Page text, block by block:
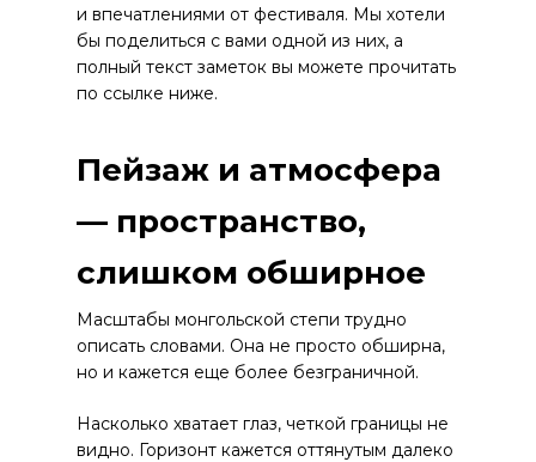
и впечатлениями от фестиваля. Мы хотели
бы поделиться с вами одной из них, а
полный текст заметок вы можете прочитать
по ссылке ниже.
Пейзаж и атмосфера
— пространство,
слишком обширное
Масштабы монгольской степи трудно
описать словами. Она не просто обширна,
но и кажется еще более безграничной.
Насколько хватает глаз, четкой границы не
видно. Горизонт кажется оттянутым далеко